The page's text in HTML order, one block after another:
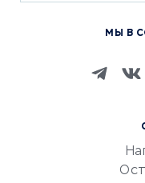
Изучение
Маркетинг и
Репетиторство
Красота и
МЫ В